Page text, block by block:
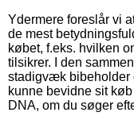
Ydermere foreslår vi
de mest
købet, f.eks. hvilken
tilsikrer. I den
stadigvæk bibeholder
kunne bevidne sit
DNA, om du søger